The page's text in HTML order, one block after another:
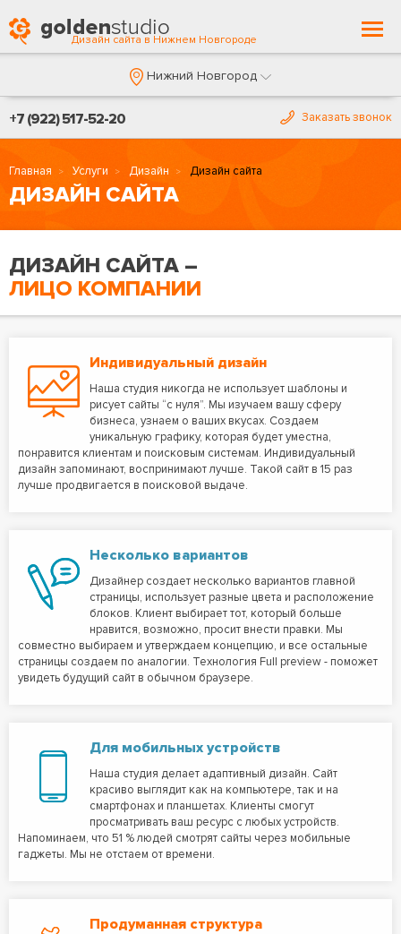
Дизайн сайта в Нижнем Новгороде
Нижний Новгород
+7 (922) 517-52-20 Заказать звонок
Главная Услуги Дизайн Дизайн сайта
ДИЗАЙН САЙТА
ДИЗАЙН САЙТА –
ЛИЦО КОМПАНИИ
Индивидуальный дизайн
Наша студия никогда не использует шаблоны и
рисует сайты “с нуля”. Мы изучаем вашу сферу
бизнеса, узнаем о ваших вкусах. Создаем
уникальную графику, которая будет уместна,
понравится клиентам и поисковым системам. Индивидуальный
дизайн запоминают, воспринимают лучше. Такой сайт в 15 раз
лучше продвигается в поисковой выдаче.
Несколько вариантов
Дизайнер создает несколько вариантов главной
страницы, использует разные цвета и расположение
блоков. Клиент выбирает тот, который больше
нравится, возможно, просит внести правки. Мы
совместно выбираем и утверждаем концепцию, и все остальные
страницы создаем по аналогии. Технология Full preview - поможет
увидеть будущий сайт в обычном браузере.
Для мобильных устройств
Наша студия делает адаптивный дизайн. Сайт
красиво выглядит как на компьютере, так и на
смартфонах и планшетах. Клиенты смогут
просматривать ваш ресурс с любых устройств.
Напоминаем, что 51 % людей смотрят сайты через мобильные
гаджеты. Мы не отстаем от времени.
Продуманная структура